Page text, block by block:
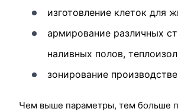
изготовление клеток для
армирование различных
наливных полов,
зонирование
Чем выше параметры, тем больше